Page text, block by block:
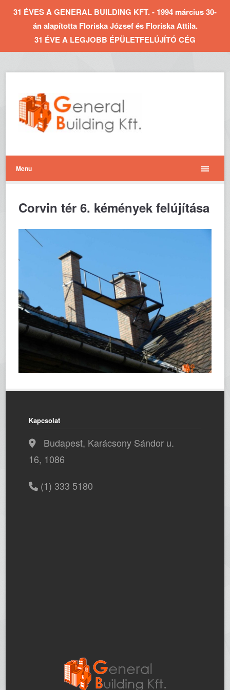
31 ÉVES A GENERAL BUILDING KFT. - 1994 március 30-
án alapította Floriska József és Floriska Attila.
31 ÉVE A LEGJOBB ÉPÜLETFELÚJÍTÓ CÉG
Menu
Corvin tér 6. kémények felújítása
Kapcsolat
Budapest, Karácsony Sándor u.
16, 1086
(1) 333 5180